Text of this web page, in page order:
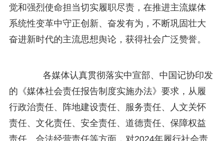
觉和强烈使命担当切实履职尽责，在推进主流媒体
系统性变革中守正创新、奋发有为，不断巩固壮大
奋进新时代的主流思想舆论，获得社会广泛赞誉。
各媒体认真贯彻落实中宣部、中国记协印发
的《媒体社会责任报告制度实施办法》要求，从履
行政治责任、阵地建设责任、服务责任、人文关怀
责任、文化责任、安全责任、道德责任、保障权益
责任、合法经营责任等方面，对2024年履行社会责